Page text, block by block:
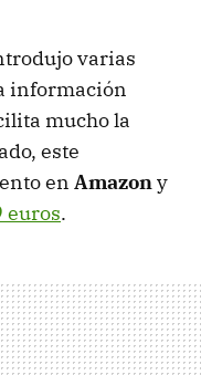
varias
información
mucho la
este
en Amazony
euros.